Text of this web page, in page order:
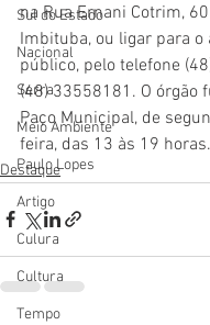
Sul do Estado
Nacional
Serra
Meio Ambiente
Paulo Lopes
Artigo
Culura
Cultura
Tempo
na Rua Ernani Cotrim,
Imbituba, ou ligar para
público, pelo telefone
(48) 33558181. O órgão
Paço Municipal, de
feira, das 13 às 19 horas.
Destaque